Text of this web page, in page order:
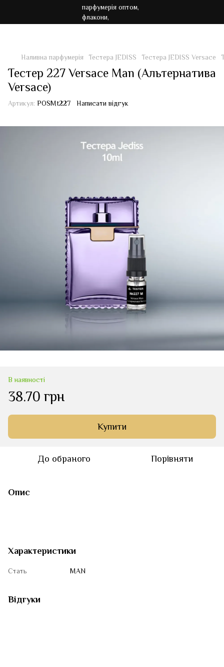
Наливна парфумерія Тестера JEDISS Тестера JEDISS Versace
Тестер 227 Versace Man (Альтернатива
Versace)
Артикул: POSMt227 Написати відгук
В наявності
38.70 грн
Купити
До обраного Порівняти
Опис
Характеристики
Стать MAN
Відгуки